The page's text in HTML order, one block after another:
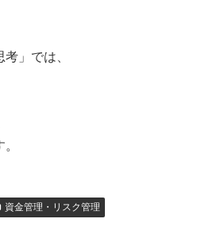
」では、
資金管理・リスク管理